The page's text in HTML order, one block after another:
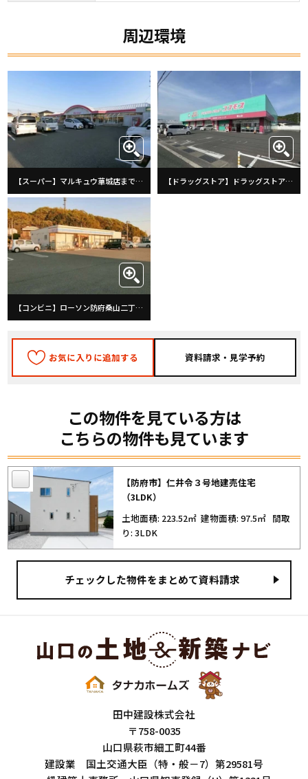
周辺環境
【スーパー】マルキュウ華城店まで826m 【ドラッグストア】ドラッグストアコスモス桑山店まで772m
【コンビニ】ローソン防府桑山二丁目店まで734m
お気に入りに追加する
この物件を見ている方は
こちらの物件も見ています
【防府市】仁井令３号地建売住宅
（3LDK）
土地面積: 223.52㎡建物面積: 97.5㎡ 間取
り: 3LDK
田中建設株式会社
〒758-0035
山口県萩市細工町44番
建設業 国土交通大臣（特・般－7）第29581号